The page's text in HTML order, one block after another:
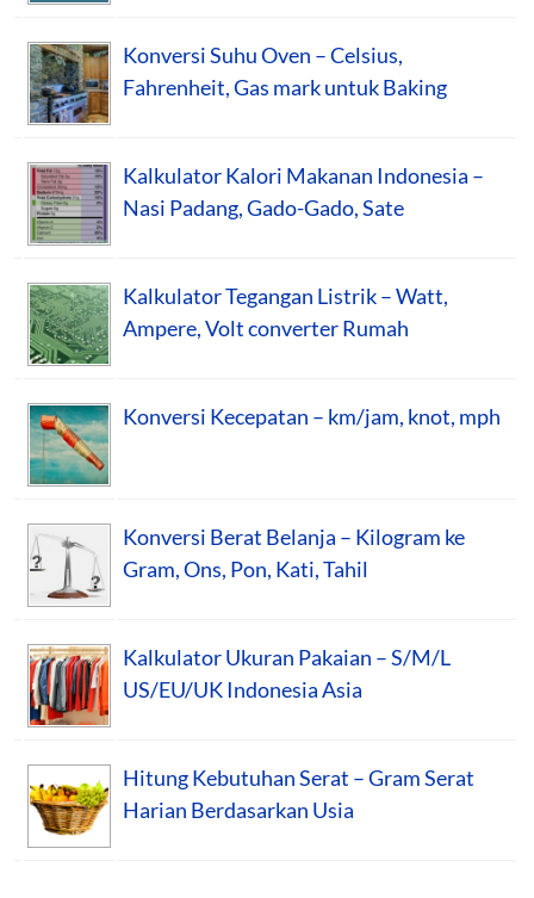
Konversi Suhu Oven – Celsius,
Fahrenheit, Gas mark untuk Baking
Kalkulator Kalori Makanan Indonesia –
Nasi Padang, Gado-Gado, Sate
Kalkulator Tegangan Listrik – Watt,
Ampere, Volt converter Rumah
Konversi Kecepatan – km/jam, knot, mph
Konversi Berat Belanja – Kilogram ke
Gram, Ons, Pon, Kati, Tahil
Kalkulator Ukuran Pakaian – S/M/L
US/EU/UK Indonesia Asia
Hitung Kebutuhan Serat – Gram Serat
Harian Berdasarkan Usia